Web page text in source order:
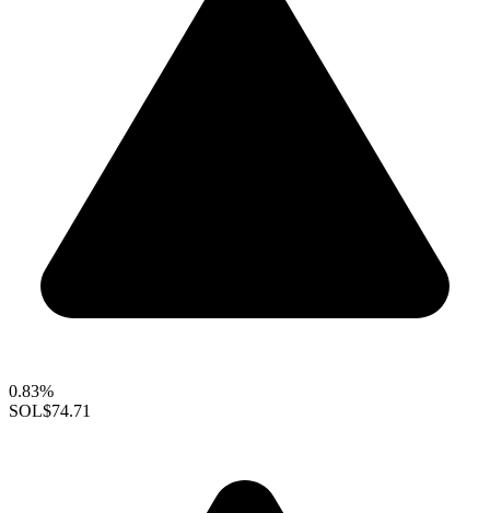
0.83%
SOL$74.71